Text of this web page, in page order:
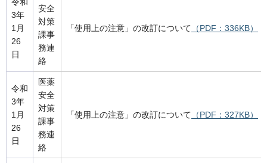
令和
3年
1月
26
日
安全
対策
課事
務連
絡
「使用上の注意」の改訂について （PDF：336KB）
令和
3年
1月
26
日
医薬
安全
対策
課事
務連
絡
「使用上の注意」の改訂について （PDF：327KB）